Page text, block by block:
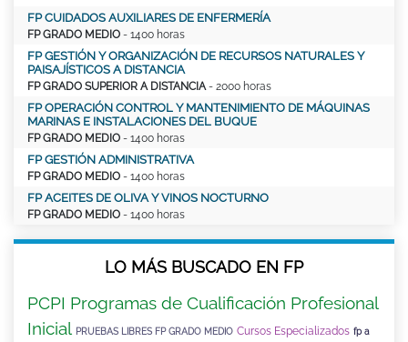
FP CUIDADOS AUXILIARES DE ENFERMERÍA
FP GRADO MEDIO - 1400 horas
FP GESTIÓN Y ORGANIZACIÓN DE RECURSOS NATURALES Y
PAISAJÍSTICOS A DISTANCIA
FP GRADO SUPERIOR A DISTANCIA - 2000 horas
FP OPERACIÓN CONTROL Y MANTENIMIENTO DE MÁQUINAS
MARINAS E INSTALACIONES DEL BUQUE
FP GRADO MEDIO - 1400 horas
FP GESTIÓN ADMINISTRATIVA
FP GRADO MEDIO - 1400 horas
FP ACEITES DE OLIVA Y VINOS NOCTURNO
FP GRADO MEDIO - 1400 horas
LO MÁS BUSCADO EN FP
PCPI Programas de Cualificación Profesional
Inicial PRUEBAS LIBRES FP GRADO MEDIO Cursos Especializados fp a